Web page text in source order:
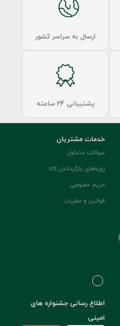
ارسال به سراسر کشور
پشتیبانی 24 ساعته
خدمات مشتریان
سوالات متداول
رویه‌های بازگرداندن کالا
حریم خصوصی
قوانین و مقررات
اطلاع رسانی جشنواره های
امینی